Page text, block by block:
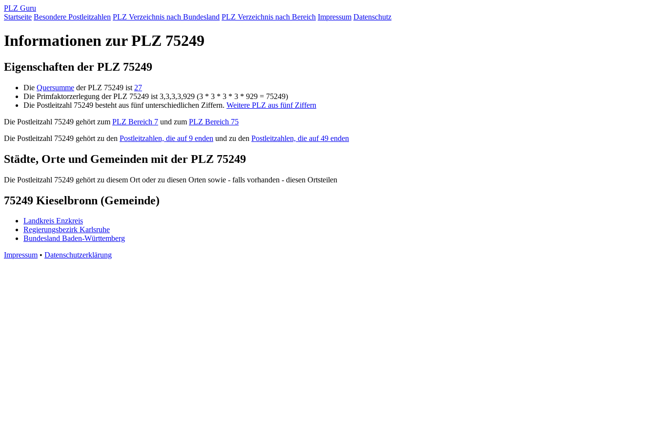
PLZ Guru
Startseite Besondere Postleitzahlen PLZ Verzeichnis nach Bundesland PLZ Verzeichnis nach Bereich Impressum Datenschutz
Informationen zur PLZ 75249
Eigenschaften der PLZ 75249
Die Quersumme der PLZ 75249 ist 27
Die Primfaktorzerlegung der PLZ 75249 ist 3,3,3,3,929 (3 * 3 * 3 * 3 * 929 = 75249)
Die Postleitzahl 75249 besteht aus fünf unterschiedlichen Ziffern. Weitere PLZ aus fünf Ziffern
Die Postleitzahl 75249 gehört zum PLZ Bereich 7 und zum PLZ Bereich 75
Die Postleitzahl 75249 gehört zu den Postleitzahlen, die auf 9 enden und zu den Postleitzahlen, die auf 49 enden
Städte, Orte und Gemeinden mit der PLZ 75249
Die Postleitzahl 75249 gehört zu diesem Ort oder zu diesen Orten sowie - falls vorhanden - diesen Ortsteilen
75249 Kieselbronn (Gemeinde)
Landkreis Enzkreis
Regierungsbezirk Karlsruhe
Bundesland Baden-Württemberg
Impressum • Datenschutzerklärung